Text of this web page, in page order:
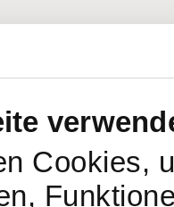
Cookies,